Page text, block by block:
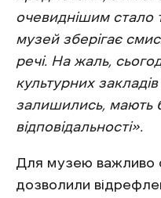
очевиднішим стало
музей зберігає
речі. На жаль,
культурних
залишились, мають
відповідальності».
Для музею важливо
дозволили